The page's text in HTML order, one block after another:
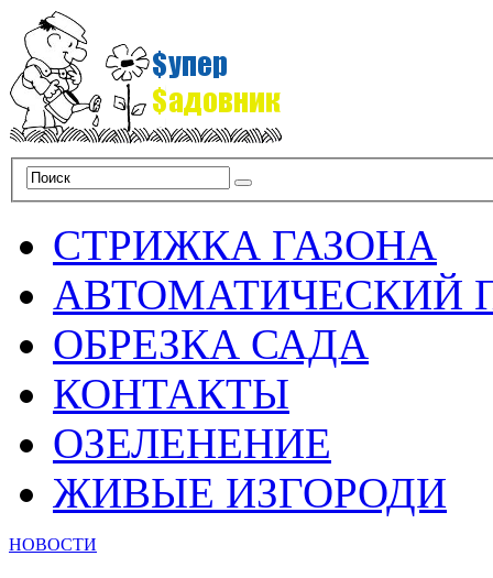
СТРИЖКА ГАЗОНА
АВТОМАТИЧЕСКИЙ
ОБРЕЗКА САДА
КОНТАКТЫ
ОЗЕЛЕНЕНИЕ
ЖИВЫЕ ИЗГОРОДИ
НОВОСТИ